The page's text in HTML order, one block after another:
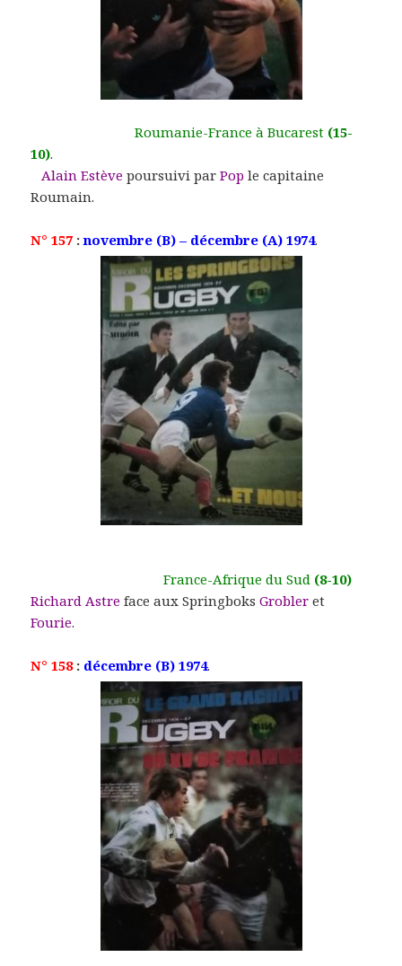
Roumanie-France à Bucarest (15-
10).
Alain Estève poursuivi parPop le capitaine
Roumain.
N° 157 :novembre (B) – décembre (A) 1974.
France-Afrique du Sud (8-10)
Richard Astre face aux SpringboksGrobler et
Fourie.
N° 158: décembre (B) 1974.